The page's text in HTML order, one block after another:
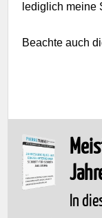
lediglich meine
Beachte auch
In